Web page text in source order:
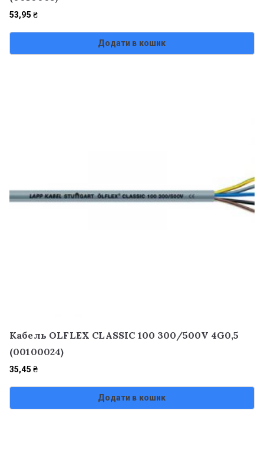
53,95 ₴
Додати в кошик
Кабель OLFLEX CLASSIC 100 300/500V 4G0,5
(00100024)
35,45 ₴
Додати в кошик